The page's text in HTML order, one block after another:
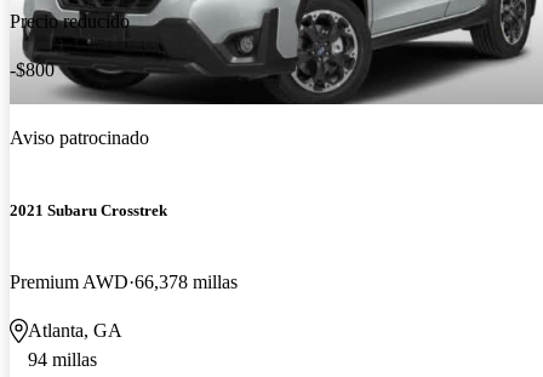
Precio reducido
-$800
Aviso patrocinado
2021 Subaru Crosstrek
Premium AWD 66,378 millas
Atlanta, GA
94 millas